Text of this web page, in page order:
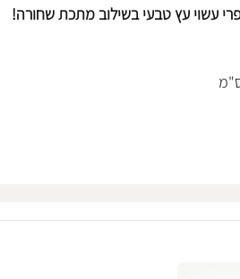
עשוי עץ טבעי בשילוב מתכת שחורה!